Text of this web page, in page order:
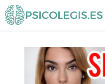
Saltar
al